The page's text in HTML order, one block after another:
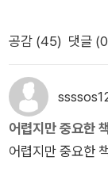
재론, 평생을 존
사유 과정을 그의
유를 위해 떠나야
서구입이 제한되
한다. <너 자신이
비드 프레히트의
책을 구비해놓기
서가 필요한 저자
로 움베르토 에코
한 앎을 동반한
은 일일세. 그러므
토스> , p218 플
<테아이테토스
라는 물음이 난
스와 동틀 녘에
공감 (45) 댓글
어렵지만 중요한 책
어렵지만 중요한